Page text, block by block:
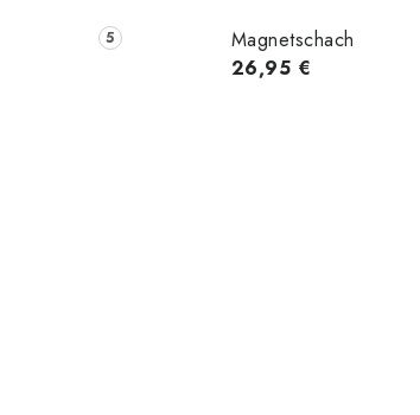
Magnetschach
26,95 €